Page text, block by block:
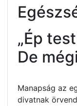
„Ép
De
Manapság az
divatnak